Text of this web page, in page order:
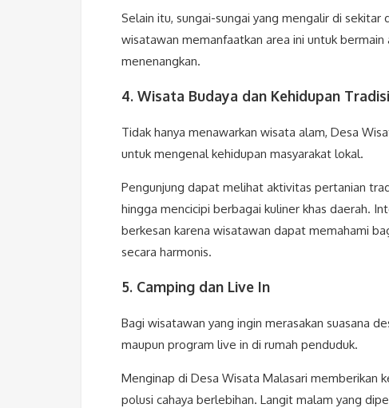
Selain itu, sungai-sungai yang mengalir di sekitar
wisatawan memanfaatkan area ini untuk bermain
menenangkan.
4. Wisata Budaya dan Kehidupan
Tidak hanya menawarkan wisata alam, Desa
untuk mengenal kehidupan masyarakat lokal.
Pengunjung dapat melihat aktivitas pertanian
hingga mencicipi berbagai kuliner khas daerah.
berkesan karena wisatawan dapat memahami
secara harmonis.
5. Camping dan Live In
Bagi wisatawan yang ingin merasakan suasana
maupun program live in di rumah penduduk.
Menginap di Desa Wisata Malasari memberikan
polusi cahaya berlebihan. Langit malam yang